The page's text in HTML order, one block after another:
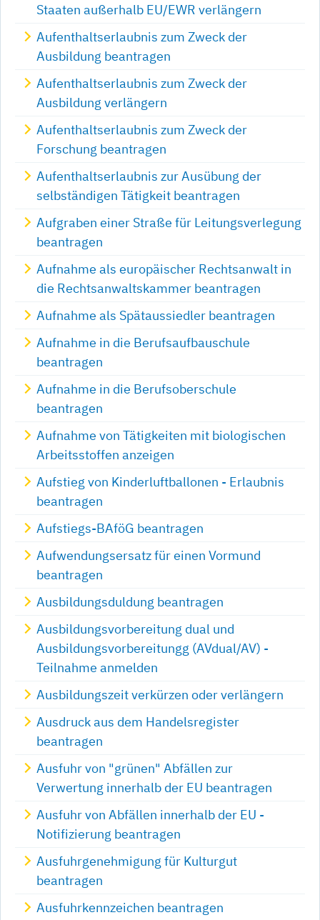
Staaten außerhalb EU/EWR verlängern
Aufenthaltserlaubnis zum Zweck der
Ausbildung beantragen
Aufenthaltserlaubnis zum Zweck der
Ausbildung verlängern
Aufenthaltserlaubnis zum Zweck der
Forschung beantragen
Aufenthaltserlaubnis zur Ausübung der
selbständigen Tätigkeit beantragen
Aufgraben einer Straße für Leitungsverlegung
beantragen
Aufnahme als europäischer Rechtsanwalt in
die Rechtsanwaltskammer beantragen
Aufnahme als Spätaussiedler beantragen
Aufnahme in die Berufsaufbauschule
beantragen
Aufnahme in die Berufsoberschule
beantragen
Aufnahme von Tätigkeiten mit biologischen
Arbeitsstoffen anzeigen
Aufstieg von Kinderluftballonen - Erlaubnis
beantragen
Aufstiegs-BAföG beantragen
Aufwendungsersatz für einen Vormund
beantragen
Ausbildungsduldung beantragen
Ausbildungsvorbereitung dual und
Ausbildungsvorbereitungg (AVdual/AV) -
Teilnahme anmelden
Ausbildungszeit verkürzen oder verlängern
Ausdruck aus dem Handelsregister
beantragen
Ausfuhr von "grünen" Abfällen zur
Verwertung innerhalb der EU beantragen
Ausfuhr von Abfällen innerhalb der EU -
Notifizierung beantragen
Ausfuhrgenehmigung für Kulturgut
beantragen
Ausfuhrkennzeichen beantragen